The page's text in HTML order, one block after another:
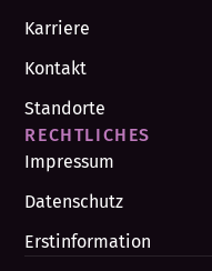
Karriere
Kontakt
Standorte
RECHTLICHES
Impressum
Datenschutz
Erstinformation